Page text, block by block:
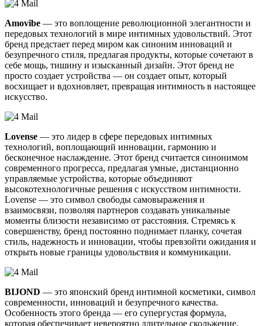
Amovibe — это воплощение революционной элегантности и
передовых технологий в мире интимных удовольствий. Этот
бренд предстает перед миром как синоним инноваций и
безупречного стиля, предлагая продукты, которые сочетают в
себе мощь, тишину и изысканный дизайн. Этот бренд не
просто создает устройства — он создает опыт, который
восхищает и вдохновляет, превращая интимность в настоящее
искусство.
Lovense — это лидер в сфере передовых интимных
технологий, воплощающий инновации, гармонию и
бесконечное наслаждение. Этот бренд считается синонимом
современного прогресса, предлагая умные, дистанционно
управляемые устройства, которые объединяют
высокотехнологичные решения с искусством интимности.
Lovense — это символ свободы самовыражения и
взаимосвязи, позволяя партнеров создавать уникальные
моменты близости независимо от расстояния. Стремясь к
совершенству, бренд постоянно поднимает планку, сочетая
стиль, надежность и инновации, чтобы превзойти ожидания и
открыть новые границы удовольствия и коммуникации.
BIJOND — это японский бренд интимной косметики, символ
современности, инноваций и безупречного качества.
Особенность этого бренда — его супергустая формула,
которая обеспечивает невероятно длительное скольжение,